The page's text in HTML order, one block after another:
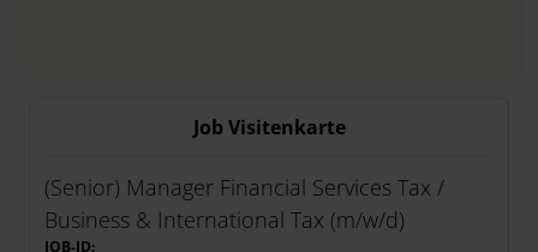
Job Visitenkarte
(Senior) Manager Financial Services Tax /
Business & International Tax (m/w/d)
JOB-ID: